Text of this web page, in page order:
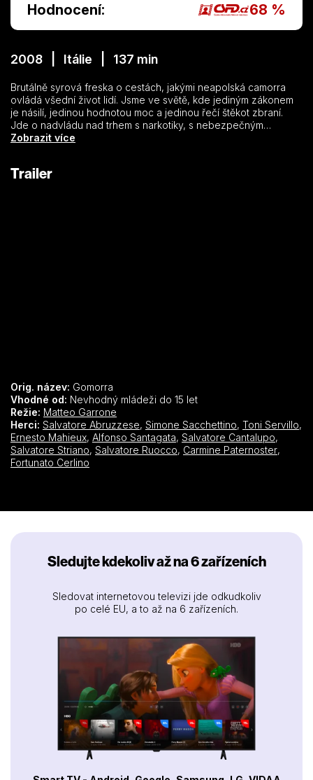
Hodnocení: 68 %
2008 | Itálie | 137 min
Brutálně syrová freska o cestách, jakými neapolská camorra
ovládá všední život lidí. Jsme ve světě, kde jediným zákonem
je násilí, jedinou hodnotou moc a jedinou řečí štěkot zbraní.
Jde o nadvládu nad trhem s narkotiky, s nebezpečným
odpadem a dokonce i s oblékáním. Film vznikl na základě knihy
Gomorra Velkou cenu.
Zobrazit více
Trailer
Orig. název: Gomorra
Vhodné od: Nevhodný mládeži do 15 let
Režie: Matteo Garrone
Herci: Salvatore Abruzzese, Simone Sacchettino, Toni Servillo,
Ernesto Mahieux, Alfonso Santagata, Salvatore Cantalupo,
Salvatore Striano, Salvatore Ruocco, Carmine Paternoster,
Fortunato Cerlino
Sledujte kdekoliv až na 6 zařízeních
Sledovat internetovou televizi jde odkudkoliv
po celé EU, a to až na 6 zařízeních.